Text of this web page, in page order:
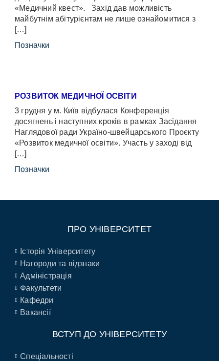
«Медичний квест». Захід дав можливість
майбутнім абітурієнтам не лише ознайомитися з
[…]
Позначки
РОЗВИТОК МЕДИЧНОЇ ОСВІТИ
3 грудня у м. Київ відбулася Конференція
досягнень і наступних кроків в рамках Засідання
Наглядової ради Україно-швейцарського Проєкту
«Розвиток медичної освіти». Участь у заході від
[…]
Позначки
ПРО УНІВЕРСИТЕТ
Історія Університету
Нагороди та відзнаки
Адміністрація
Факультети
Кафедри
Вакансії
ВСТУП ДО УНІВЕРСИТЕТУ
Спеціальності